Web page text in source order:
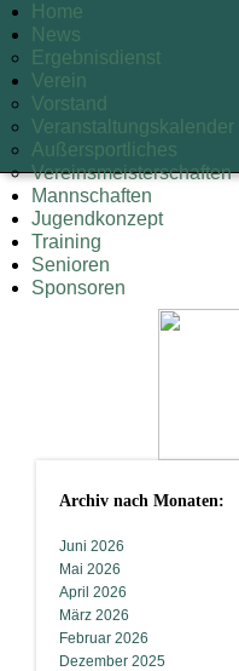
Home
News
Ergebnisdienst
Verein
Vorstand
Veranstaltungskalender
Außersportliches
Vereinsmeisterschaften
Mannschaften
Jugendkonzept
Training
Senioren
Sponsoren
Archiv nach Monaten:
Juni 2026
Mai 2026
April 2026
März 2026
Februar 2026
Dezember 2025